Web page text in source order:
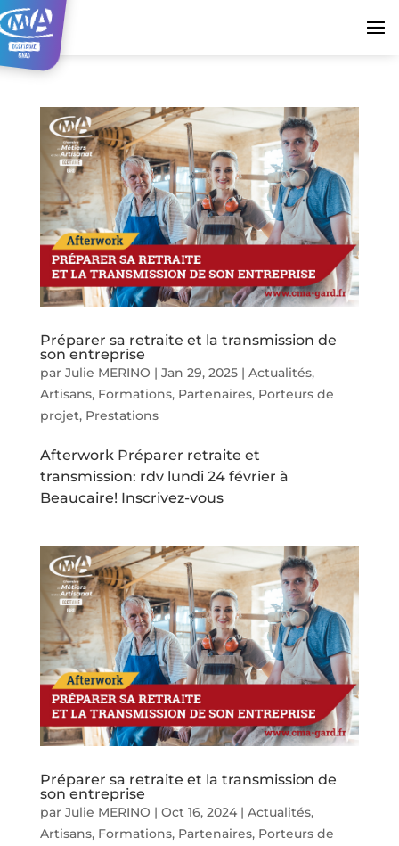
Préparer sa retraite et la transmission de
son entreprise
par Julie MERINO | Jan 29, 2025| Actualités,
Artisans, Formations, Partenaires, Porteurs de
projet, Prestations
Afterwork Préparer retraite et
transmission: rdv lundi 24 février à
Beaucaire! Inscrivez-vous
Préparer sa retraite et la transmission de
son entreprise
par Julie MERINO | Oct 16, 2024| Actualités,
Artisans, Formations, Partenaires, Porteurs de